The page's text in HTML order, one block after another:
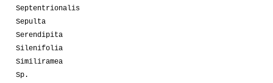
Septentrionalis
Sepulta
Serendipita
Silenifolia
Similiramea
Sp.